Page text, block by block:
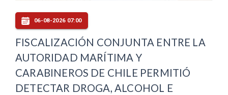
06-08-2026 07:00
FISCALIZACIÓN CONJUNTA ENTRE LA
AUTORIDAD MARÍTIMA Y
CARABINEROS DE CHILE PERMITIÓ
DETECTAR DROGA, ALCOHOL E